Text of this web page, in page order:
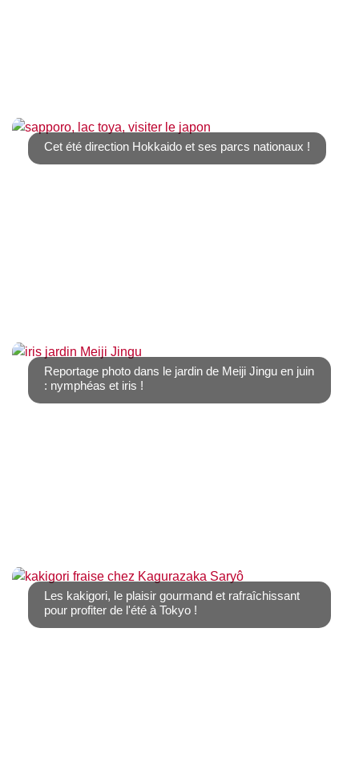
découvrir un jardin ? Vous [...]
Cet été direction Hokkaido et ses parcs nationaux !
une destination agréable en été. Comme [...]
Reportage photo dans le jardin de Meiji Jingu en juin
: nymphéas et iris !
hortensias, des iris et des nymphéas. Nous [...]
Les kakigori, le plaisir gourmand et rafraîchissant
pour profiter de l'été à Tokyo !